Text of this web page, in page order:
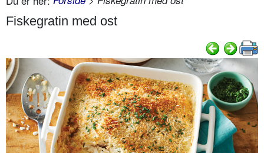
Fiskegratin med ost